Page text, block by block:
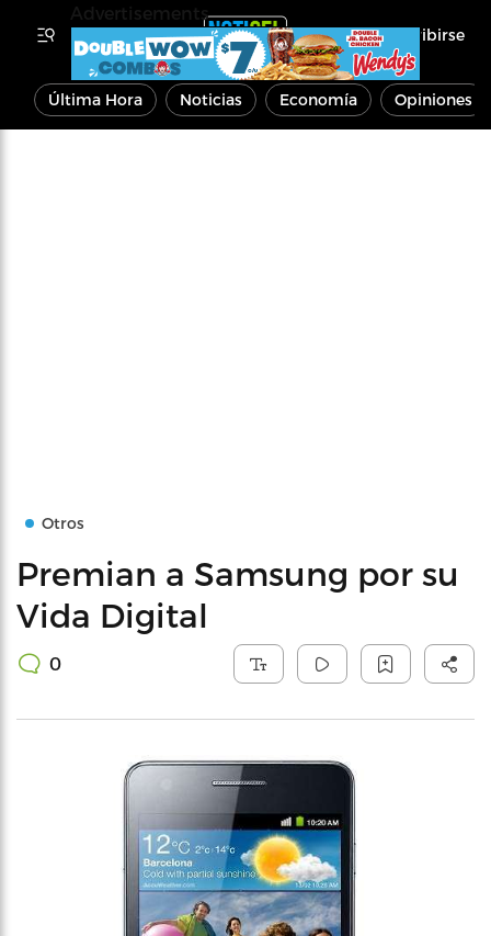
Inscribirse
Última Hora Noticias Economía Opiniones
Otros
Premian a Samsung por su
Vida Digital
0
Advertisements